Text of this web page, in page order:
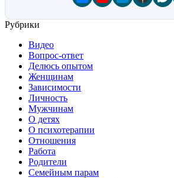
Рубрики
Видео
Вопрос-ответ
Делюсь опытом
Женщинам
Зависимости
Личность
Мужчинам
О детях
О психотерапии
Отношения
Работа
Родители
Семейным парам